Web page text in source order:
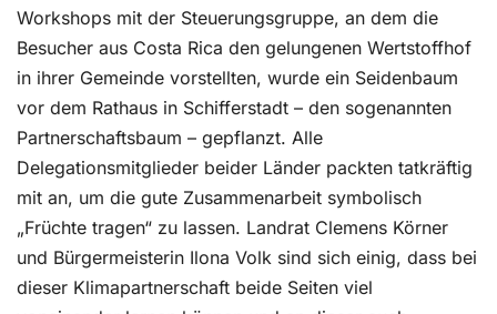
Workshops mit der Steuerungsgruppe, an dem die
Besucher aus Costa Rica den gelungenen Wertstoffhof
in ihrer Gemeinde vorstellten, wurde ein Seidenbaum
vor dem Rathaus in Schifferstadt – den sogenannten
Partnerschaftsbaum – gepflanzt. Alle
Delegationsmitglieder beider Länder packten tatkräftig
mit an, um die gute Zusammenarbeit symbolisch
„Früchte tragen“ zu lassen. Landrat Clemens Körner
und Bürgermeisterin Ilona Volk sind sich einig, dass bei
dieser Klimapartnerschaft beide Seiten viel